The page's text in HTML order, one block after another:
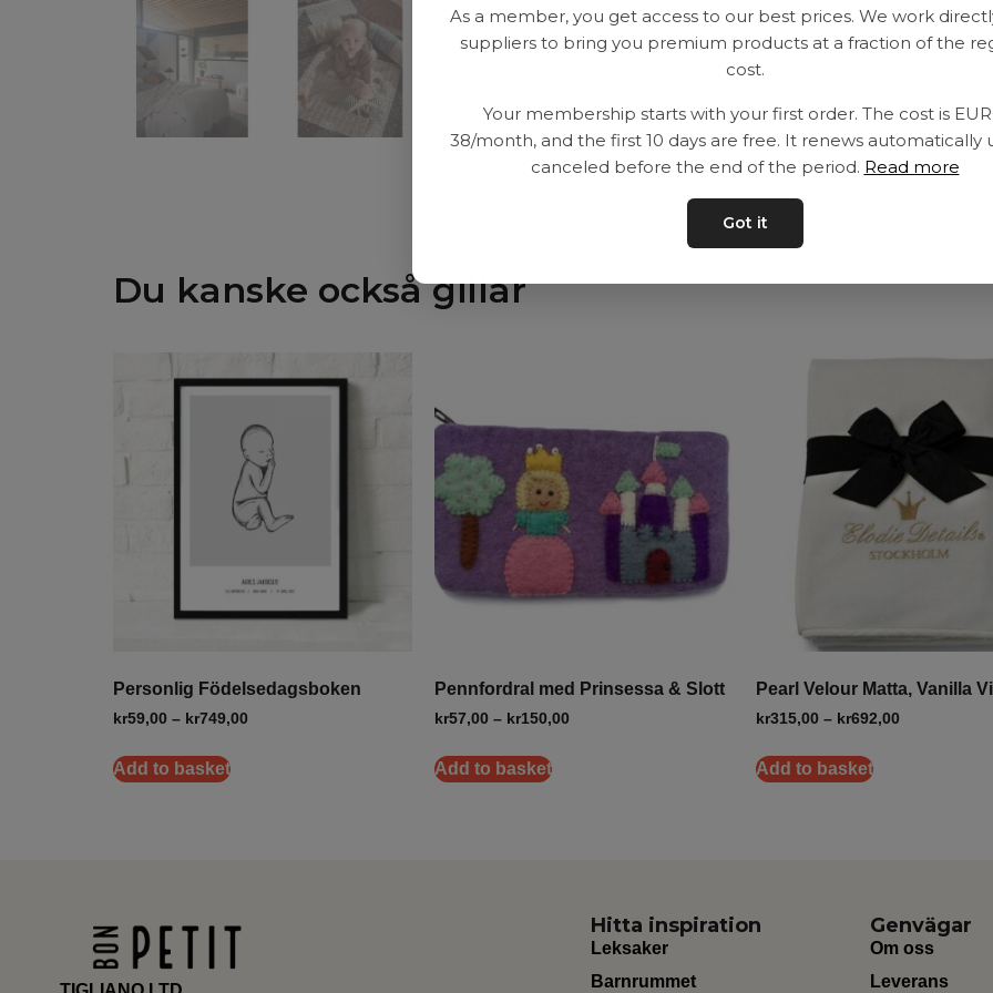
Leveranstid: 2-10
Du kanske också gillar
Personlig Födelsedagsboken
kr59,00 – kr749,00
Add to basket
Pennfordral med Prinsessa & Slott
kr57,00 – kr150,00
Add to basket
Pearl Velour Matta, Vanilla
kr315,00 – kr692,00
Add to basket
Hitta inspiration
Leksaker
Barnrummet
Genvägar
Om oss
Leverans
As a member, you get access to our best prices. We work
suppliers to bring you premium products at a fraction of the
cost.
Your membership starts with your first order. The cost is
38/month, and the first 10 days are free. It renews automatically
canceled before the end of the period. Read more
Got it